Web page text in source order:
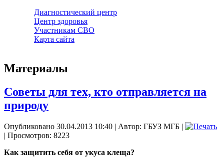
Диагностический центр
Центр здоровья
Участникам СВО
Карта сайта
Материалы
Советы для тех, кто отправляется на
природу
Опубликовано 30.04.2013 10:40 | Автор: ГБУЗ МГБ |
| Просмотров: 8223
Как защитить себя от укуса клеща?